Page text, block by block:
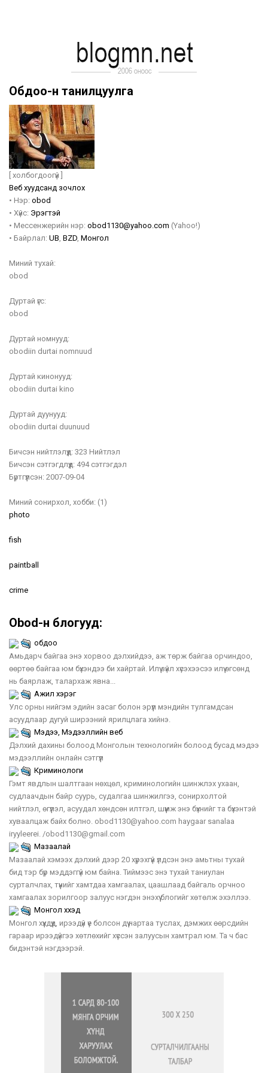
Обдоо-н танилцуулга
[ холбогдоогүй ]
Веб хуудсанд зочлох
• Нэр: obod
• Хүйс: Эрэгтэй
• Мессенжерийн нэр: obod1130@yahoo.com (Yahoo!)
• Байрлал: UB, BZD, Монгол
Миний тухай:
obod
Дуртай үгс:
obod
Дуртай номнууд:
obodiin durtai nomnuud
Дуртай кинонууд:
obodiin durtai kino
Дуртай дуунууд:
obodiin durtai duunuud
Бичсэн нийтлэлүүд: 323 Нийтлэл
Бичсэн сэтгэгдлүүд: 494 сэтгэгдэл
Бүртгүүлсэн: 2007-09-04
Миний сонирхол, хобби: (1)
photo
fish
paintball
crime
Obod-н блогууд:
обдоо
Амьдарч байгаа энэ хорвоо дэлхийдээ, аж төрж байгаа орчиндоо,
өөртөө байгаа юм бүхэндээ би хайртай. Илүү зүйл хүсэхээсээ илүү өгсөнд
нь баярлаж, талархаж явна...
Ажил хэрэг
Улс орны нийгэм эдийн засаг болон эрүүл мэндийн тулгамдсан
асуудлаар дугуй ширээний ярилцлага хийнэ.
Мэдээ, Мэдээллийн веб
Дэлхий дахины болоод Монголын технологийн болоод бусад мэдээ
мэдээллийн онлайн сэтгүүл
Криминологи
Гэмт явдлын шалтгаан нөхцөл, криминологийн шинжлэх ухаан,
судлаачдын байр суурь, судалгаа шинжилгээ, сонирхолтой
нийтлэл, өгүүлэл, асуудал хөндсөн илтгэл, шүүмж энэ бүхнийг та бүхэнтэй
хуваалцаж байх болно. obod1130@yahoo.com haygaar sanalaa
iryyleerei. /obod1130@gmail.com
Мазаалай
Мазаалай хэмээх дэлхий дээр 20 хүрэхгүй үлдсэн энэ амьтны тухай
бид тэр бүр мэддэггүй юм байна. Тиймээс энэ тухай таниулан
сурталчлах, түүнийг хамтдаа хамгаалах, цаашлаад байгаль орчноо
хамгаалах зорилгоор залуус нэгдэн энэхүү блогийг хөтөлж эхэллээ.
Монгол хүүхэд
Монгол хүүхдүүд, ирээдүй үе болсон дүү нартаа туслах, дэмжих өөрсдийн
гараар ирээдүйгээ хөтлөхийг хүссэн залуусын хамтрал юм. Та ч бас
бидэнтэй нэгдээрэй.